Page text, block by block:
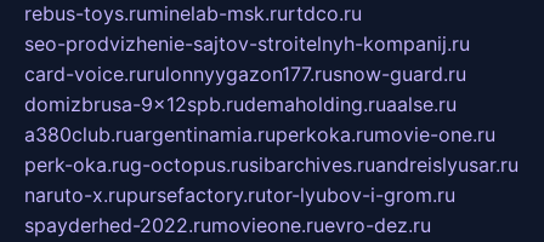
rebus-toys.ruminelab-msk.rurtdco.ru
seo-prodvizhenie-sajtov-stroitelnyh-kompanij.ru
card-voice.rurulonnyygazon177.rusnow-guard.ru
domizbrusa-9x12spb.rudemaholding.ruaalse.ru
a380club.ruargentinamia.ruperkoka.rumovie-one.ru
perk-oka.rug-octopus.rusibarchives.ruandreislyusar.ru
naruto-x.rupursefactory.rutor-lyubov-i-grom.ru
spayderhed-2022.rumovieone.ruevro-dez.ru